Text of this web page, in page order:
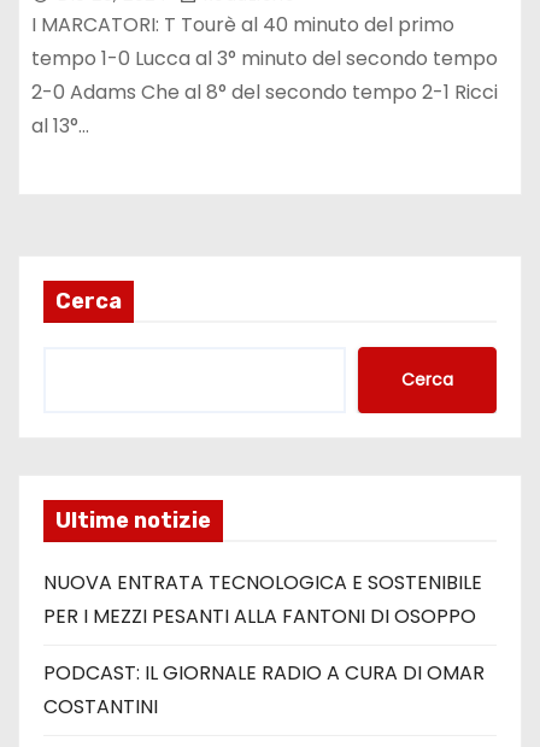
I MARCATORI: T Tourè al 40 minuto del primo
tempo 1-0 Lucca al 3° minuto del secondo tempo
2-0 Adams Che al 8° del secondo tempo 2-1 Ricci
al 13°…
Cerca
Cerca
Ultime notizie
NUOVA ENTRATA TECNOLOGICA E SOSTENIBILE
PER I MEZZI PESANTI ALLA FANTONI DI OSOPPO
PODCAST: IL GIORNALE RADIO A CURA DI OMAR
COSTANTINI